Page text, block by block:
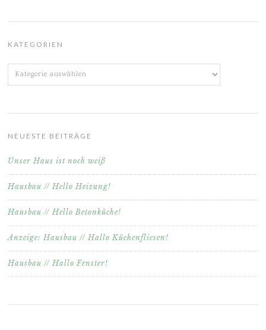
KATEGORIEN
Kategorien
NEUESTE BEITRÄGE
Unser Haus ist noch weiß
Hausbau // Hello Heizung!
Hausbau // Hello Betonküche!
Anzeige: Hausbau // Hallo Küchenfliesen!
Hausbau // Hallo Fenster!